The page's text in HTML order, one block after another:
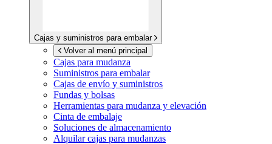
Cajas y suministros para embalar
Volver al menú principal
Cajas para mudanza
Suministros para embalar
Cajas de envío y suministros
Fundas y bolsas
Herramientas para mudanza y elevación
Cinta de embalaje
Soluciones de almacenamiento
Alquilar cajas para mudanzas